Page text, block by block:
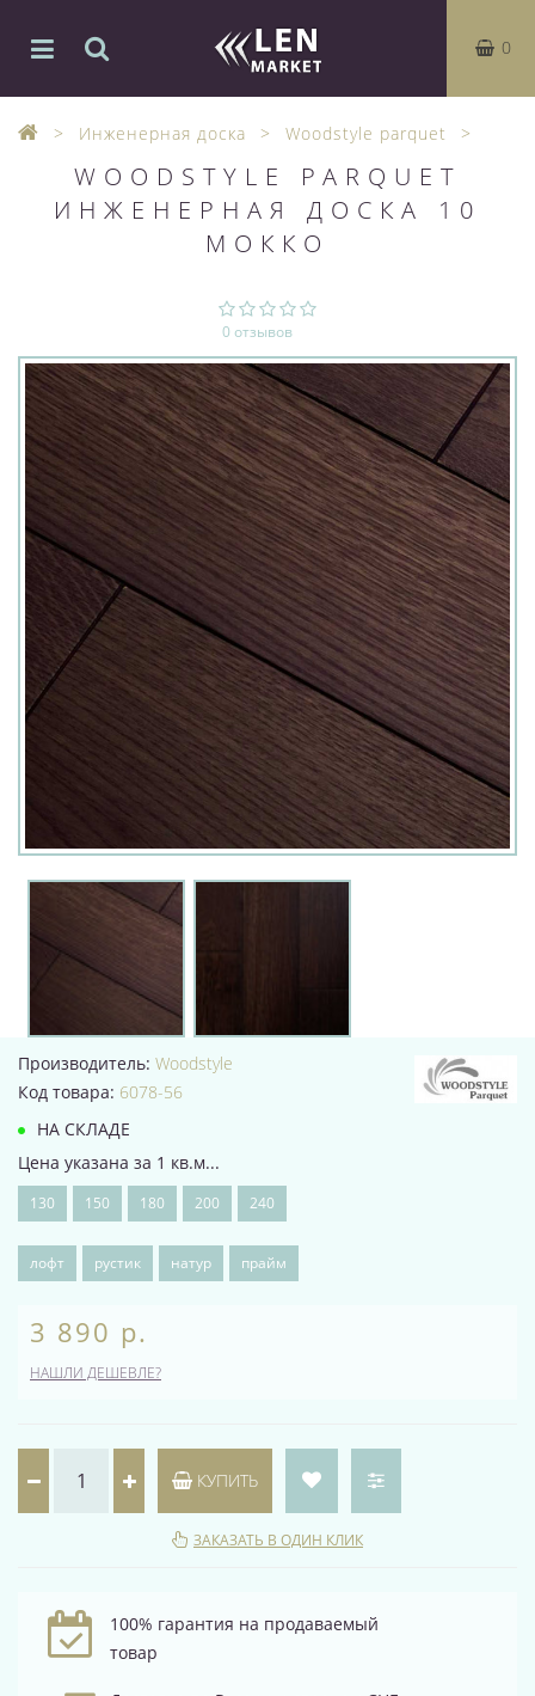
0
Инженерная доска Woodstyle parquet
WOODSTYLE PARQUET
ИНЖЕНЕРНАЯ ДОСКА 10
МОККО
0 отзывов
Производитель: Woodstyle
Код товара: 6078-56
НА СКЛАДЕ
Цена указана за 1 кв.м...
130 150 180 200 240
лофт рустик натур прайм
3 890 р.
НАШЛИ ДЕШЕВЛЕ?
КУПИТЬ
ЗАКАЗАТЬ В ОДИН КЛИК
100% гарантия на продаваемый
товар